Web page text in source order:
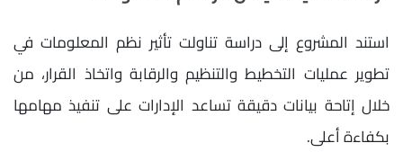
استند المشروع إلى دراسة تناولت تأثير نظم المعلومات في
تطوير عمليات التخطيط والتنظيم والرقابة واتخاذ القرار، من
خلال إتاحة بيانات دقيقة تساعد الإدارات على تنفيذ مهامها
بكفاءة أعلى.